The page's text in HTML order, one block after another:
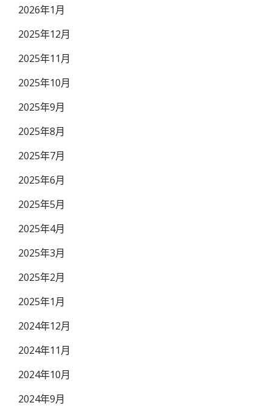
2026年1月
2025年12月
2025年11月
2025年10月
2025年9月
2025年8月
2025年7月
2025年6月
2025年5月
2025年4月
2025年3月
2025年2月
2025年1月
2024年12月
2024年11月
2024年10月
2024年9月